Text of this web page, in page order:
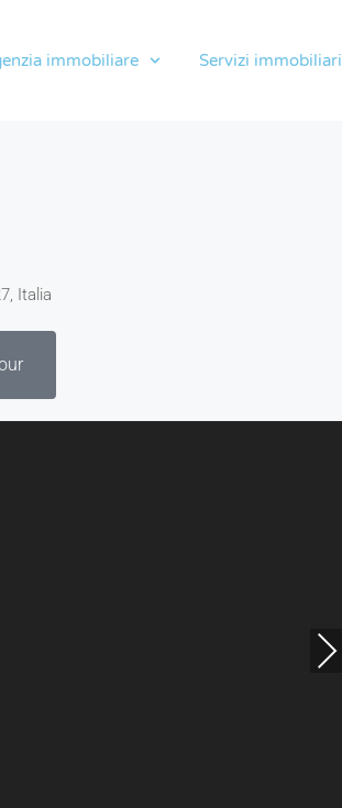
immobiliare Servizi immobiliari
Italia
Next